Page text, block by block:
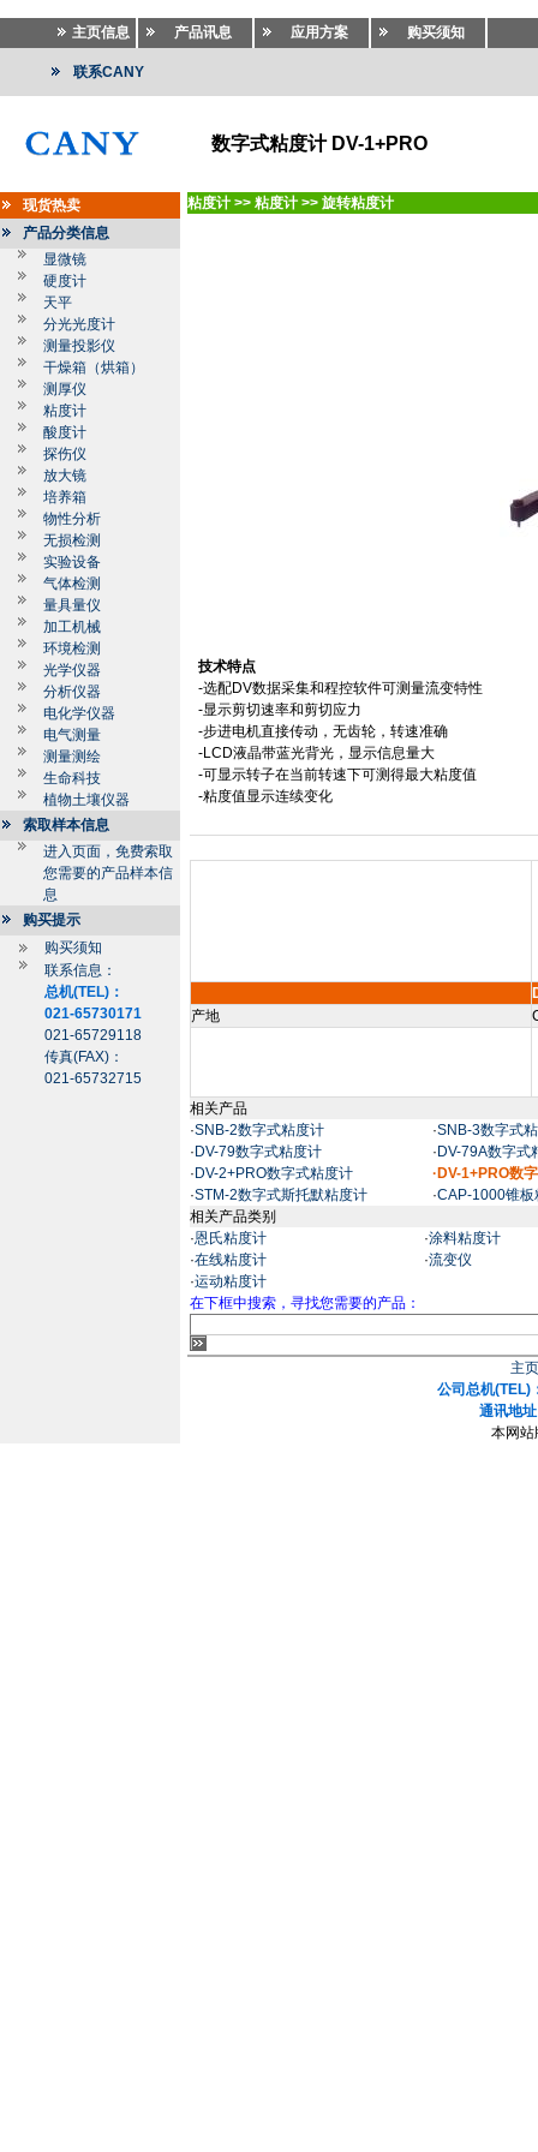
主页信息 产品讯息 应用方案 购买须知
联系CANY
数字式粘度计 DV-1+PRO
现货热卖
产品分类信息
显微镜
硬度计
天平
分光光度计
测量投影仪
干燥箱（烘箱）
测厚仪
粘度计
酸度计
探伤仪
放大镜
培养箱
物性分析
无损检测
实验设备
气体检测
量具量仪
加工机械
环境检测
光学仪器
分析仪器
电化学仪器
电气测量
测量测绘
生命科技
植物土壤仪器
索取样本信息
进入页面，免费索取
您需要的产品样本信
息
购买提示
购买须知
联系信息：
总机(TEL)：
021-65730171
021-65729118
传真(FAX)：
021-65732715
粘度计 >> 粘度计 >> 旋转粘度计
技术特点
-选配DV数据采集和程控软件可测量流变特性
-显示剪切速率和剪切应力
-步进电机直接传动，无齿轮，转速准确
-LCD液晶带蓝光背光，显示信息量大
-可显示转子在当前转速下可测得最大粘度值
-粘度值显示连续变化
产地
相关产品
·SNB-2数字式粘度计 ·SNB-3数字式
· DV-79数字式粘度计 · DV-79A数字式
· DV-2+PRO数字式粘度计
·DV-1+PRO数
·STM-2数字式斯托默粘度计 ·CAP-1000锥板
相关产品类别
·恩氏粘度计 ·涂料粘度计
·在线粘度计 ·流变仪
·运动粘度计
在下框中搜索，寻找您需要的产品：
主
公司总机
通讯地
本网